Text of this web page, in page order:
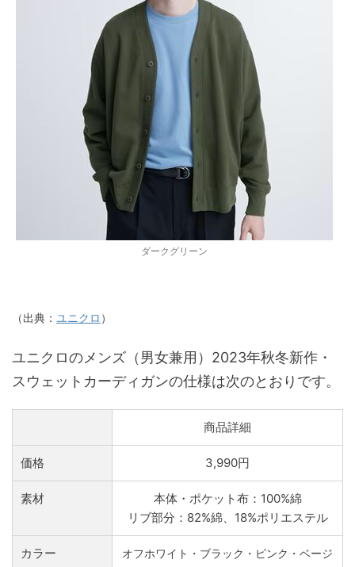
ダークグリーン
（出典： ユニクロ ）
ユニクロのメンズ（男女兼用）2023年秋冬新作・
スウェットカーディガンの仕様は次のとおりです。
商品詳細
価格 3,990円
素材
本体・ポケット布：100%綿
リブ部分：82%綿、18%ポリエステル
カラー
オフホワイト・ブラック・ピンク・ベージ